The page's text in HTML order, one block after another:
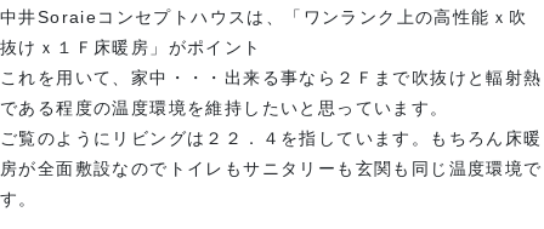
中井Soraieコンセプトハウスは、「ワンランク上の高性能ｘ吹
抜けｘ１Ｆ床暖房」がポイント
これを用いて、家中・・・出来る事なら２Ｆまで吹抜けと輻射熱
である程度の温度環境を維持したいと思っています。
ご覧のようにリビングは２２．４を指しています。もちろん床暖
房が全面敷設なのでトイレもサニタリーも玄関も同じ温度環境で
す。